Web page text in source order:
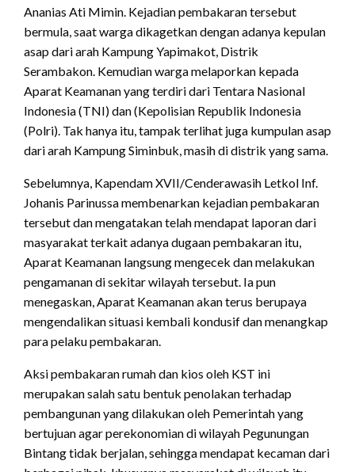
Ananias Ati Mimin. Kejadian pembakaran tersebut
bermula, saat warga dikagetkan dengan adanya kepulan
asap dari arah Kampung Yapimakot, Distrik
Serambakon. Kemudian warga melaporkan kepada
Aparat Keamanan yang terdiri dari Tentara Nasional
Indonesia (TNI) dan (Kepolisian Republik Indonesia
(Polri). Tak hanya itu, tampak terlihat juga kumpulan asap
dari arah Kampung Siminbuk, masih di distrik yang sama.
Sebelumnya, Kapendam XVII/Cenderawasih Letkol Inf.
Johanis Parinussa membenarkan kejadian pembakaran
tersebut dan mengatakan telah mendapat laporan dari
masyarakat terkait adanya dugaan pembakaran itu,
Aparat Keamanan langsung mengecek dan melakukan
pengamanan di sekitar wilayah tersebut. Ia pun
menegaskan, Aparat Keamanan akan terus berupaya
mengendalikan situasi kembali kondusif dan menangkap
para pelaku pembakaran.
Aksi pembakaran rumah dan kios oleh KST ini
merupakan salah satu bentuk penolakan terhadap
pembangunan yang dilakukan oleh Pemerintah yang
bertujuan agar perekonomian di wilayah Pegunungan
Bintang tidak berjalan, sehingga mendapat kecaman dari